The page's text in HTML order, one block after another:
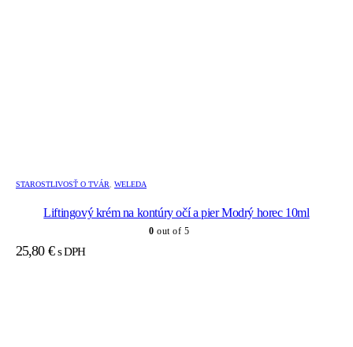
STAROSTLIVOSŤ O TVÁR, WELEDA
Liftingový krém na kontúry očí a pier Modrý horec 10ml
0 out of 5
25,80 € s DPH